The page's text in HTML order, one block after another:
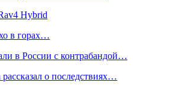
Hybrid
в горах…
в России с контрабандой…
о последствиях…